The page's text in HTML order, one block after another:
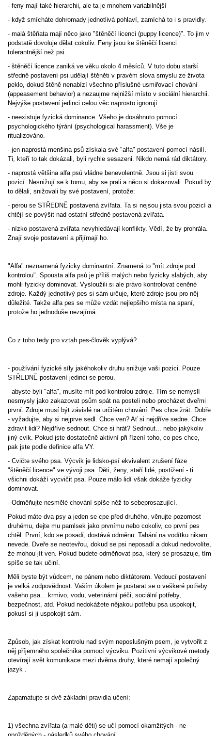
- feny mají také hierarchii, ale ta je mnohem variabilnější
- když smícháte dohromady jednotlivá pohlaví, zamíchá to i s pravidly.
- malá štěňata mají něco jako "štěněčí licenci (puppy licence)". To jim v
podstatě dovoluje dělat cokoliv. Feny jsou ke štěněčí licenci
tolerantnější než psi.
- štěněčí licence zaniká ve věku okolo 4 měsíců. V tuto dobu starší
středně postavení psi udělají štěněti v pravém slova smyslu ze života
peklo, dokud štěně nenabízí všechno příslušné usmiřovací chování
(appeasement behavior) a nezaujme nejnižší místo v sociální hierarchii.
Nejvýše postavení jedinci celou věc naprosto ignorují.
- neexistuje fyzická dominance. Všeho je dosáhnuto pomocí
psychologického týrání (psychological harassment). Vše je
ritualizováno.
- jen naprostá menšina psů získala své "alfa" postavení pomocí násilí.
Ti, kteří to tak dokázali, byli rychle sesazeni. Nikdo nemá rád diktátory.
- naprostá většina alfa psů vládne benevolentně. Jsou si jisti svou
pozicí. Nesnižují se k tomu, aby se prali a něco si dokazovali. Pokud by
to dělali, snižovali by své postavení, protože:
- perou se STŘEDNĚ postavená zvířata. Ta si nejsou jista svou pozicí a
chtějí se povýšit nad ostatní středně postavená zvířata.
- nízko postavená zvířata nevyhledávají konflikty. Vědí, že by prohrála.
Znají svoje postavení a přijímají ho.
"Alfa" neznamená fyzicky dominantní. Znamená to "mít zdroje pod
kontrolou". Spousta alfa psů je příliš malých nebo fyzicky slabých, aby
mohli fyzicky dominovat. Vysloužili si ale právo kontrolovat ceněné
zdroje. Každý jednotlivý pes si sám určuje, které zdroje jsou pro něj
důležité. Takže alfa pes se může vzdát nejlepšího místa na spaní,
protože ho jednoduše nezajímá.
Co z toho tedy pro vztah pes-člověk vyplývá?
- používání fyzické síly jakéhokoliv druhu snižuje vaši pozici. Pouze
STŘEDNĚ postavení jedinci se perou.
- abyste byli "alfa", musíte mít pod kontrolou zdroje. Tím se nemyslí
nesmysly jako zakazovat psům spát na posteli nebo procházet dveřmi
první. Zdroje musí být závislé na určitém chování. Pes chce žrát. Dobře
- vyžadujte, aby si nejprve sedl. Chce ven? Ať si nejdříve sedne. Chce
zdravit lidi? Nejdříve sednout. Chce si hrát? Sednout... nebo jakýkoliv
jiný cvik. Pokud jste dostatečně aktivní při řízení toho, co pes chce,
pak jste podle definice alfa VY.
- Cvičte svého psa. Výcvik je lidsko-psí ekvivalent zrušení fáze
"štěněčí licence" ve vývoji psa. Děti, ženy, staří lidé, postižení - ti
všichni dokáží vycvičit psa. Pouze málo lidí však dokáže fyzicky
dominovat.
- Odměňujte nesmělé chování spíše něž to sebeprosazující.
Pokud máte dva psy a jeden se cpe před druhého, věnujte pozornost
druhému, dejte mu pamlsek jako prvnímu nebo cokoliv, co první pes
chtěl. První, kdo se posadí, dostává odměnu. Tahání na vodítku nikam
nevede. Dveře se neotevřou, dokud se psi neposadí a dokud nedovolíte,
že mohou jít ven. Pokud budete odměňovat psa, který se prosazuje, tím
spíše se tak učiní.
Měli byste být vůdcem, ne pánem nebo diktátorem. Vedoucí postavení
je velká zodpovědnost. Vaším úkolem je postarat se o veškeré potřeby
vašeho psa... krmivo, vodu, veterinární péči, sociální potřeby,
bezpečnost, atd. Pokud nedokážete nějakou potřebu psa uspokojit,
pokusí si ji uspokojit sám.
Způsob, jak získat kontrolu nad svým neposlušným psem, je vytvořit z
něj příjemného společníka pomocí výcviku. Pozitivní výcvikové metody
otevírají svět komunikace mezi dvěma druhy, které nemají společný
jazyk .
Zapamatujte si dvě základní pravidla učení:
1) všechna zvířata (a malé děti) se učí pomocí okamžitých - ne